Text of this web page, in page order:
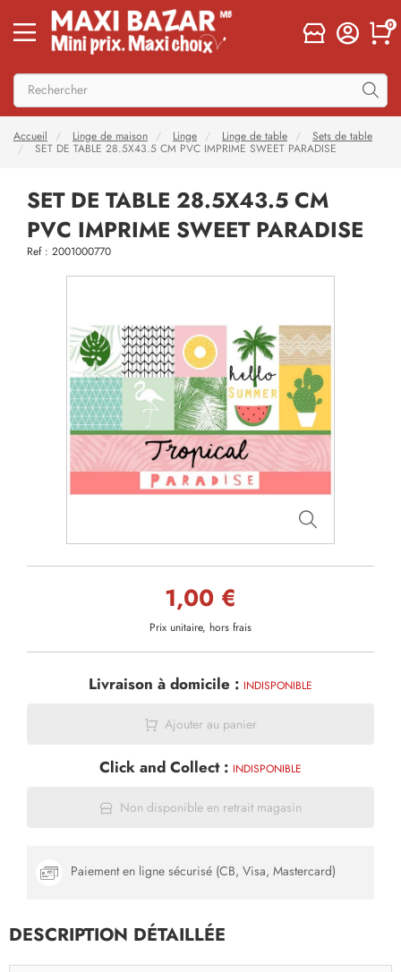
0
Accueil Linge de maison Linge Linge de table
Sets de table
SET DE TABLE 28.5X43.5 CM PVC IMPRIME SWEET PARADISE
SET DE TABLE 28.5X43.5 CM
PVC IMPRIME SWEET PARADISE
Ref : 2001000770
1,00 €
Prix unitaire, hors frais
Livraison à domicile : INDISPONIBLE
Ajouter au panier
Click and Collect : INDISPONIBLE
Non disponible en retrait magasin
Paiement en ligne sécurisé (CB, Visa, Mastercard)
DESCRIPTION DÉTAILLÉE